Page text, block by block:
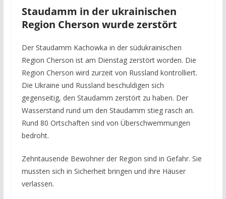
Staudamm in der ukrainischen
Region Cherson wurde zerstört
Der Staudamm Kachowka in der südukrainischen
Region Cherson ist am Dienstag zerstört worden. Die
Region Cherson wird zurzeit von Russland kontrolliert.
Die Ukraine und Russland beschuldigen sich
gegenseitig, den Staudamm zerstört zu haben. Der
Wasserstand rund um den Staudamm stieg rasch an.
Rund 80 Ortschaften sind von Überschwemmungen
bedroht.
Zehntausende Bewohner der Region sind in Gefahr. Sie
mussten sich in Sicherheit bringen und ihre Häuser
verlassen.